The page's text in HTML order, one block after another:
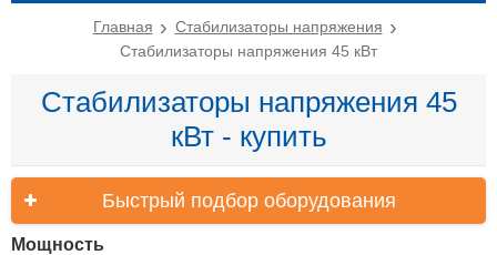
Главная
Стабилизаторы напряжения
Стабилизаторы напряжения 45 кВт
Стабилизаторы напряжения 45
кВт - купить
Быстрый подбор оборудования
Мощность